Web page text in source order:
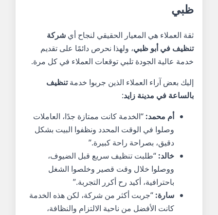
ظبي
ثقة العملاء هي المعيار الحقيقي لنجاح أي شركة
تنظيف في أبو ظبي، ولهذا نحرص دائمًا على تقديم
خدمة عالية الجودة تلبي توقعات العملاء في كل مرة.
إليك بعض آراء العملاء الذين جربوا خدمةتنظيف
بالساعة في مدينة زايد:
أم محمد: “الخدمة كانت ممتازة جدًا، العاملات
وصلوا في الوقت المحدد ونظفوا البيت بشكل
دقيق، بصراحة راحة كبيرة.”
خالد: “طلبت تنظيف سريع قبل الضيوف،
ووصلوا خلال وقت قصير وخلصوا الشغل
باحترافية، أكيد رح أكرر التجربة.”
سارة: “جربت أكثر من شركة، لكن هذه الخدمة
كانت الأفضل من ناحية الالتزام والنظافة،